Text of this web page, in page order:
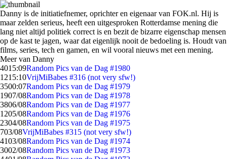
Danny is de initiatiefnemer, oprichter en eigenaar van FOK.nl. Hij is
maar zelden serieus, heeft een uitgesproken Rotterdamse mening die
lang niet altijd politiek correct is en bezit de bizarre eigenschap mensen
op de kast te jagen, waar dat eigenlijk nooit de bedoeling is. Houdt van
films, series, tech en gamen, en wil vooral nieuws met een mening.
Meer van Danny
4015:09Random Pics van de Dag #1980
1215:10VrijMiBabes #316 (not very sfw!)
3500:07Random Pics van de Dag #1979
1907/08Random Pics van de Dag #1978
3806/08Random Pics van de Dag #1977
1205/08Random Pics van de Dag #1976
2304/08Random Pics van de Dag #1975
703/08VrijMiBabes #315 (not very sfw!)
4103/08Random Pics van de Dag #1974
3002/08Random Pics van de Dag #1973